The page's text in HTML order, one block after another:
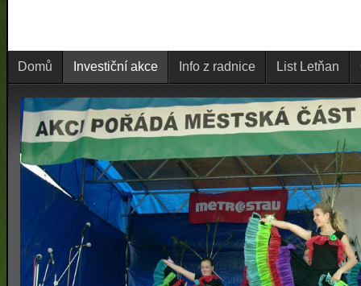
Domů Investiční akce Info z radnice List Letňan